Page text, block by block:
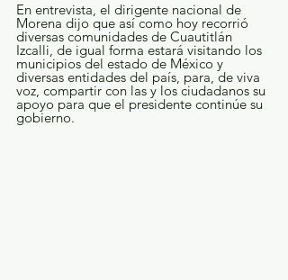
En entrevista, el dirigente nacional de
Morena dijo que así como hoy recorrió
diversas comunidades de Cuautitlán
Izcalli, de igual forma estará visitando los
municipios del estado de México y
diversas entidades del país, para, de viva
voz, compartir con las y los ciudadanos su
apoyo para que el presidente continúe su
gobierno.